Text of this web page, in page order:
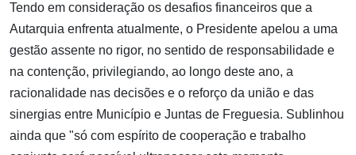
Tendo em consideração os desafios financeiros que a
Autarquia enfrenta atualmente, o Presidente apelou a uma
gestão assente no rigor, no sentido de responsabilidade e
na contenção, privilegiando, ao longo deste ano, a
racionalidade nas decisões e o reforço da união e das
sinergias entre Município e Juntas de Freguesia. Sublinhou
ainda que "só com espírito de cooperação e trabalho